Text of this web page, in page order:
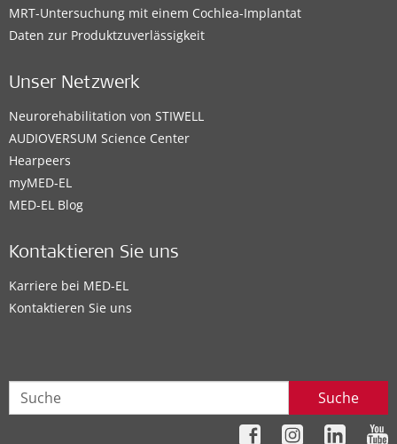
MRT-Untersuchung mit einem Cochlea-Implantat
Daten zur Produktzuverlässigkeit
Unser Netzwerk
Neurorehabilitation von STIWELL
AUDIOVERSUM Science Center
Hearpeers
myMED‑EL
MED-EL Blog
Kontaktieren Sie uns
Karriere bei MED-EL
Kontaktieren Sie uns
Suche